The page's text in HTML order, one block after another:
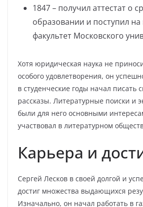
1847 – получил аттестат о
образовании и поступил
факультет Московского
Хотя юридическая наука не
особого удовлетворения, он
в студенческие годы начал писать
рассказы. Литературные поиски и
были для него основными
участвовал в литературном
Карьера и
Сергей Лесков в своей долгой и
достиг множества выдающихся
Изначально, он начал работать в